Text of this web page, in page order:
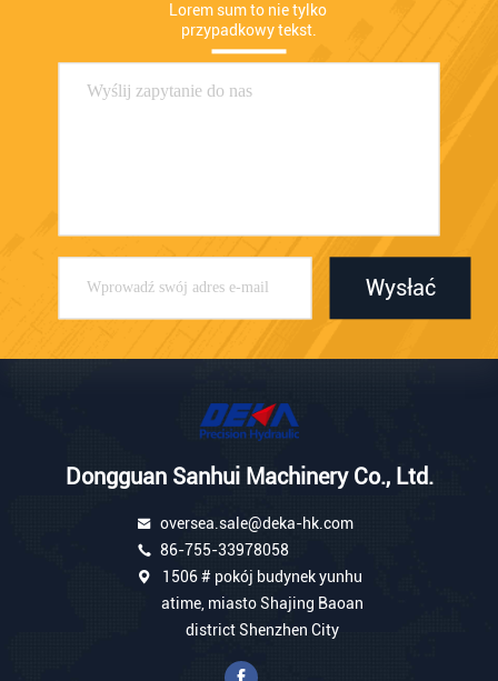
Lorem sum to nie tylko
przypadkowy tekst.
Wysłać
Dongguan Sanhui Machinery Co., Ltd.
oversea.sale@deka-hk.com
86-755-33978058
1506 # pokój budynek yunhu
atime, miasto Shajing Baoan
district Shenzhen City